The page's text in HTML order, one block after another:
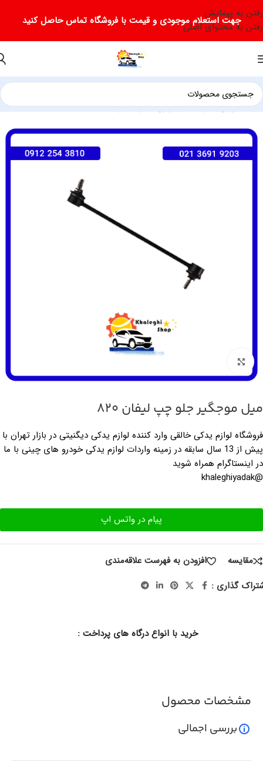
رفتن به پیمایش
رفتن به محتوای اصلی
جهت استعلام موجودی و قیمت با فروشگاه تماس حاصل کنید
خانه/لوازم یدکی لیفان/لوازم یدکی لیفان 820
میل موجگیر جلو چپ لیفان 820
فروشگاه لوازم یدکی خالقی وارد کننده لوازم یدکی دیگنیتی در بازار تهران با
پیش از 13 سال سابقه در زمینه واردات لوازم یدکی خودرو های چینی با ما
در اینستاگرام همراه شوید
@khaleghiyadak
پیام در واتس اپ
مقایسه
افزودن به فهرست علاقه‌مندی
گذاری :
خرید با انواع درگاه های پرداخت :
مشخصات محصول
بررسی اجمالی